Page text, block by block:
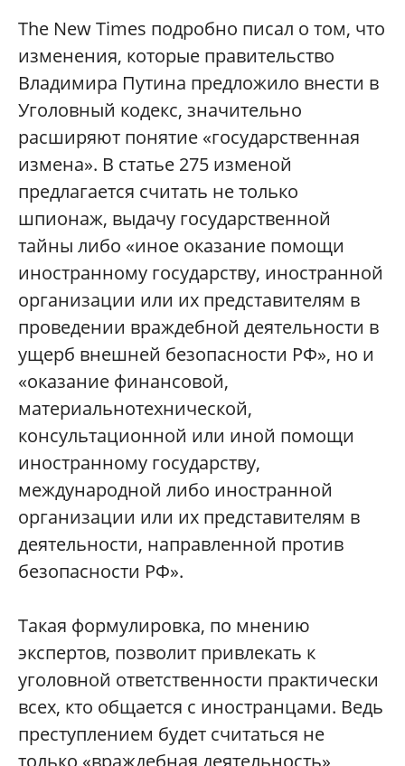
The New Times подробно писал о том, что
изменения, которые правительство
Владимира Путина предложило внести в
Уголовный кодекс, значительно
расширяют понятие «государственная
измена». В статье 275 изменой
предлагается считать не только
шпионаж, выдачу государственной
тайны либо «иное оказание помощи
иностранному государству, иностранной
организации или их представителям в
проведении враждебной деятельности в
ущерб внешней безопасности РФ», но и
«оказание финансовой,
материальнотехнической,
консультационной или иной помощи
иностранному государству,
международной либо иностранной
организации или их представителям в
деятельности, направленной против
безопасности РФ».
Такая формулировка, по мнению
экспертов, позволит привлекать к
уголовной ответственности практически
всех, кто общается с иностранцами. Ведь
преступлением будет считаться не